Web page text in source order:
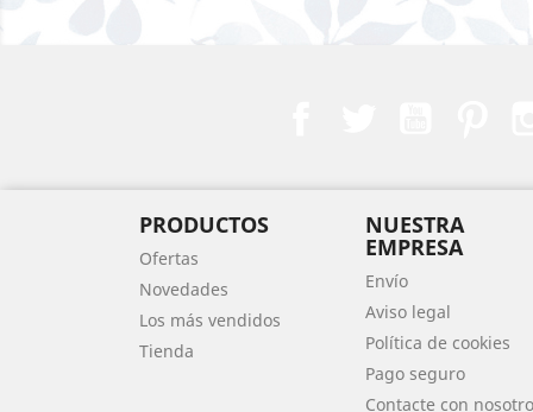
PRODUCTOS
Ofertas
Novedades
Los más vendidos
Tienda
NUESTRA
EMPRESA
Envío
Aviso legal
Política de cookies
Pago seguro
Contacte con